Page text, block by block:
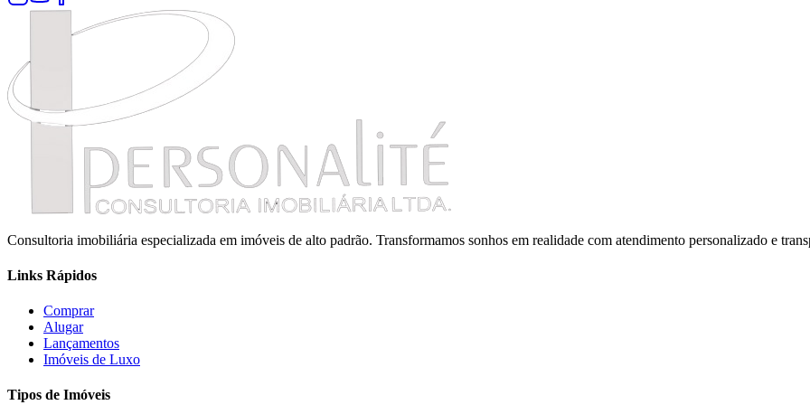
Consultoria imobiliária especializada em imóveis de alto padrão. Transformamos sonhos em realidade com atendimento personalizado e
Links Rápidos
Comprar
Alugar
Lançamentos
Imóveis de Luxo
Tipos de Imóveis